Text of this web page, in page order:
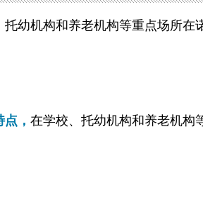
托幼机构和养老机构等重点场所在
， 在学校、托幼机构和养老机构